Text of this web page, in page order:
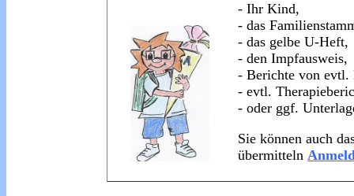
- Ihr Kind,
- das
- das gelbe U-Heft,
- den Impfausweis,
- Berichte von evtl.
- evtl.
- oder ggf.
Sie können auch
übermitteln